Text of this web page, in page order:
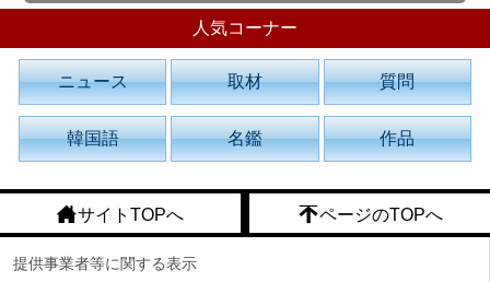
人気コーナー
ニュース 取材 質問
韓国語 名鑑 作品
サイトTOPへ ページのTOPへ
提供事業者等に関する表示